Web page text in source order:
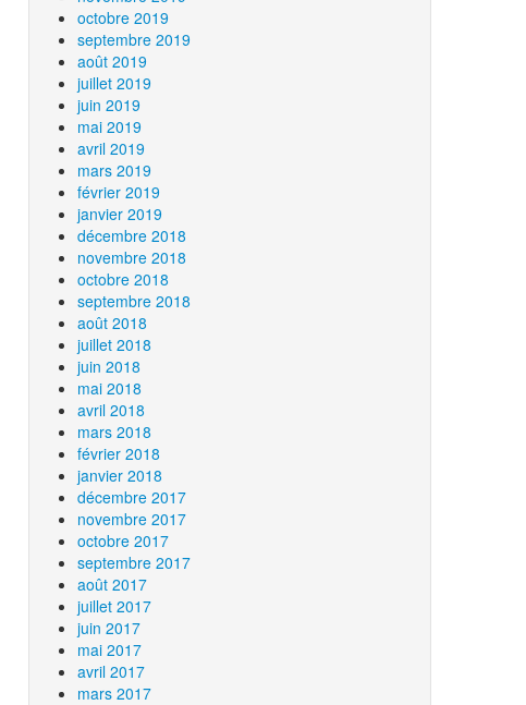
octobre 2019
septembre 2019
août 2019
juillet 2019
juin 2019
mai 2019
avril 2019
mars 2019
février 2019
janvier 2019
décembre 2018
novembre 2018
octobre 2018
septembre 2018
août 2018
juillet 2018
juin 2018
mai 2018
avril 2018
mars 2018
février 2018
janvier 2018
décembre 2017
novembre 2017
octobre 2017
septembre 2017
août 2017
juillet 2017
juin 2017
mai 2017
avril 2017
mars 2017